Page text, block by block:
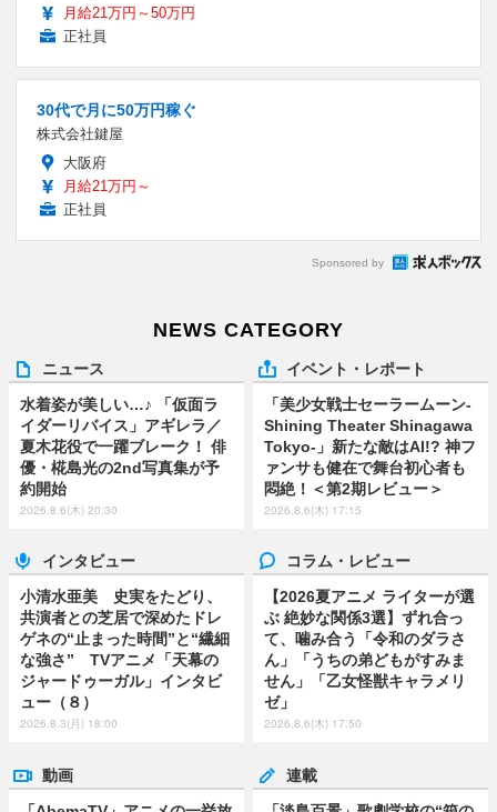
月給21万円～50万円
正社員
30代で月に50万円稼ぐ
株式会社鍵屋
大阪府
月給21万円～
正社員
Sponsored by
NEWS CATEGORY
ニュース
水着姿が美しい…♪ 「仮面ラ
イダーリバイス」アギレラ／
夏木花役で一躍ブレーク！ 俳
優・椛島光の2nd写真集が予
約開始
2026.8.6(木) 20:30
イベント・レポート
「美少女戦士セーラームーン-
Shining Theater Shinagawa
Tokyo-」新たな敵はAI!? 神フ
ァンサも健在で舞台初心者も
悶絶！＜第2期レビュー＞
2026.8.6(木) 17:15
インタビュー
小清水亜美 史実をたどり、
共演者との芝居で深めたドレ
ゲネの“止まった時間”と“繊細
な強さ” TVアニメ「天幕の
ジャードゥーガル」インタビ
ュー（８）
2026.8.3(月) 18:00
コラム・レビュー
【2026夏アニメ ライターが選
ぶ 絶妙な関係3選】ずれ合っ
て、噛み合う「令和のダラさ
ん」「うちの弟どもがすみま
せん」「乙女怪獣キャラメリ
ゼ」
2026.8.6(木) 17:50
動画 連載